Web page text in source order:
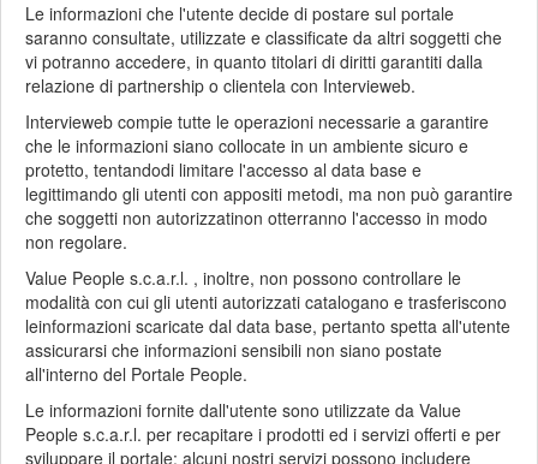
Le informazioni che l'utente decide di postare sul portale
saranno consultate, utilizzate e classificate da altri soggetti che
vi potranno accedere, in quanto titolari di diritti garantiti dalla
relazione di partnership o clientela con Intervieweb.
Intervieweb compie tutte le operazioni necessarie a garantire
che le informazioni siano collocate in un ambiente sicuro e
protetto, tentandodi limitare l'accesso al data base e
legittimando gli utenti con appositi metodi, ma non può garantire
che soggetti non autorizzatinon otterranno l'accesso in modo
non regolare.
Value People s.c.a.r.l. , inoltre, non possono controllare le
modalità con cui gli utenti autorizzati catalogano e trasferiscono
leinformazioni scaricate dal data base, pertanto spetta all'utente
assicurarsi che informazioni sensibili non siano postate
all'interno del Portale People.
Le informazioni fornite dall'utente sono utilizzate da Value
People s.c.a.r.l. per recapitare i prodotti ed i servizi offerti e per
sviluppare il portale; alcuni nostri servizi possono includere